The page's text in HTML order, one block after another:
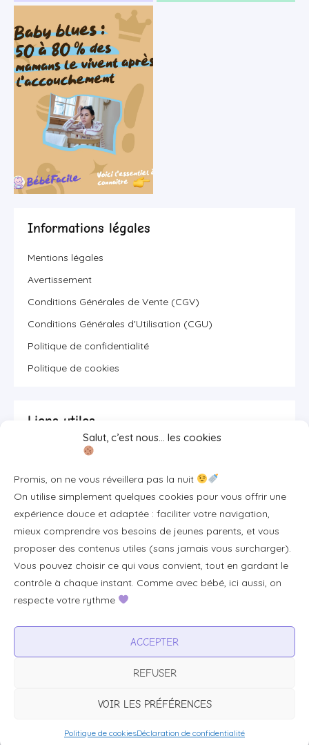
Salut, c’est nous… les cookies
Promis, on ne vous réveillera pas la nuit
On utilise simplement quelques cookies pour vous offrir une
expérience douce et adaptée : faciliter votre navigation,
mieux comprendre vos besoins de jeunes parents, et vous
proposer des contenus utiles (sans jamais vous surcharger).
Vous pouvez choisir ce qui vous convient, tout en gardant le
contrôle à chaque instant. Comme avec bébé, ici aussi, on
respecte votre rythme
ACCEPTER
REFUSER
VOIR LES PRÉFÉRENCES
Politique de cookiesDéclaration de confidentialité
Informations légales
Mentions légales
Avertissement
Conditions Générales de Vente (CGV)
Conditions Générales d'Utilisation (CGU)
Politique de confidentialité
Politique de cookies
Liens utiles
Se connecter/S'inscrire
FAQ / Livraison & accès
À propos
Plan du site
Tous les articles
Professionnels & partenariats
Visibilité pour votre marque
Proposer un produit ou un service